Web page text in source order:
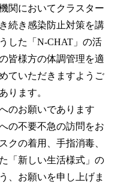
関においてクラスター
続き感染防止対策を講
した「N-CHAT」の活
皆様方の体調管理を適
ていただきますようご
ります。
のお願いであります
の不要不急の訪問をお
クの着用、手指消毒、
「新しい生活様式」の
、お願いを申し上げま